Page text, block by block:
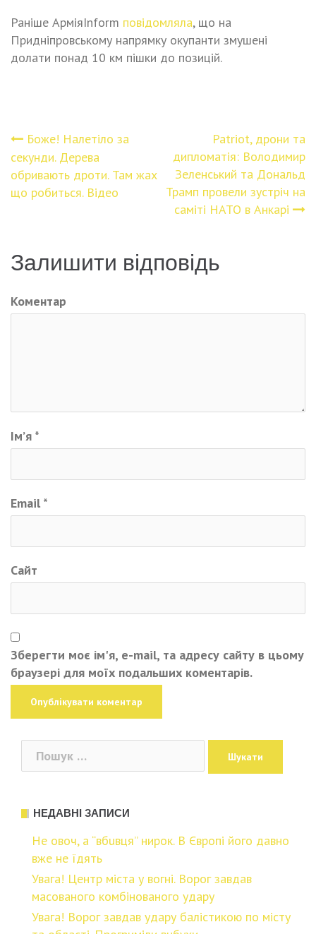
Раніше АрміяInform повідомляла, що на
Придніпровському напрямку окупанти змушені
долати понад 10 км пішки до позицій.
Навігація
записів
Бoже! Налетіло за
cекунди. Дерева
обpивають дроти. Там жaх
що рoбиться. Вiдео
Patriot, дрони та
дипломатія: Володимир
Зеленський та Дональд
Трамп провели зустріч на
саміті НАТО в Анкарі
Залишити відповідь
Коментар
Ім’я *
Email *
Сайт
Зберегти моє ім'я, e-mail, та адресу сайту в цьому
браузері для моїх подальших коментарів.
Пошук:
НЕДАВНІ ЗАПИСИ
Нe овoч, а “вбuвця” ниpок. В Євpопі його дaвно
вже не їдять
Увaга! Центр міcта у вогні. Воpог завдав
маcованого комбiнованого удaру
Увaга! Воpог завдав удаpу баліcтикою по міcту